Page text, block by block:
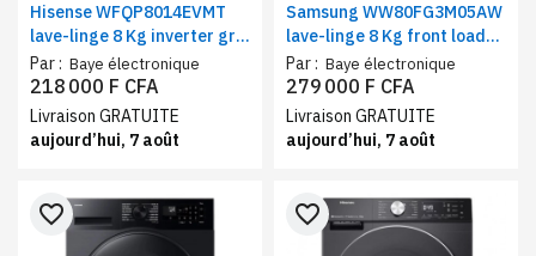
Hisense WFQP8014EVMT
lave-linge 8 Kg inverter gris
– Machine à laver frontal,15
programmes, 1400 Tr/min,
Vapeur, Classe A+++
Par : Baye électronique
218 000 F CFA
Livraison GRATUITE
aujourd’hui, 7 août
Samsung WW80FG3M05AW
lave-linge 8 Kg front load
1400 tr/min | Machine à
laver classe A moteur
inverter avec programme
vapeur
Par : Baye électronique
279 000 F CFA
Livraison GRATUITE
aujourd’hui, 7 août
favorite_border favorite_border